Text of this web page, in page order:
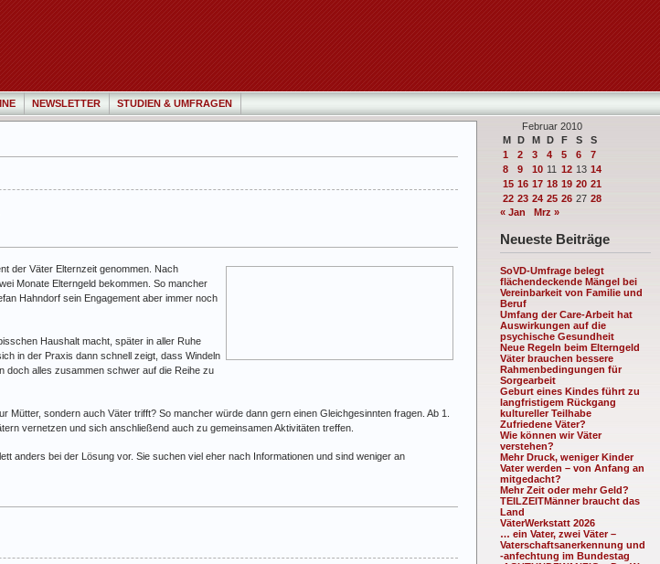
NEWSLETTER STUDIEN & UMFRAGEN
Februar 2010
M D M D F S
S
1
2 3 4 5 6
7
8
9 10 11 12 13 14
15 16 17 18 19 20 21
22 23 24 25 26 27 28
« Jan
Mrz »
Neueste Beiträge
SoVD-Umfrage belegt
flächendeckende Mängel bei
Vereinbarkeit von Familie und
Beruf
Umfang der Care-Arbeit hat
Auswirkungen auf die
psychische Gesundheit
Neue Regeln beim Elterngeld
Väter brauchen bessere
Rahmenbedingungen für
Sorgearbeit
Geburt eines Kindes führt zu
langfristigem Rückgang
kultureller Teilhabe
Zufriedene Väter?
Wie können wir Väter
verstehen?
Mehr Druck, weniger Kinder
Vater werden – von Anfang an
mitgedacht?
Mehr Zeit oder mehr Geld?
TEILZEITMänner braucht das
Land
VäterWerkstatt 2026
… ein Vater, zwei Väter –
Vaterschaftsanerkennung und
-anfechtung im Bundestag
der Väter Elternzeit genommen. Nach
Monate Elterngeld bekommen. So mancher
Hahndorf sein Engagement aber immer noch
Haushalt macht, später in aller Ruhe
in der Praxis dann schnell zeigt, dass Windeln
doch alles zusammen schwer auf die Reihe zu
sondern auch Väter trifft? So mancher würde dann gern einen Gleichgesinnten fragen. Ab 1.
vernetzen und sich anschließend auch zu gemeinsamen Aktivitäten treffen.
anders bei der Lösung vor. Sie suchen viel eher nach Informationen und sind weniger an